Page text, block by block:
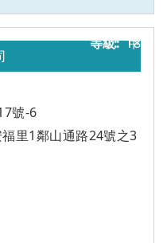
18
號-6
福里1鄰山通路24號之3
甲